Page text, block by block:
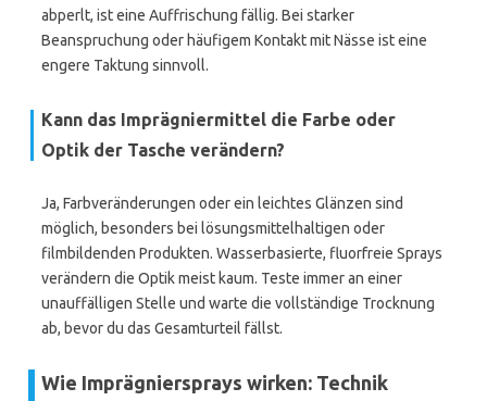
abperlt, ist eine Auffrischung fällig. Bei starker
Beanspruchung oder häufigem Kontakt mit Nässe ist eine
engere Taktung sinnvoll.
Kann das Imprägniermittel die Farbe oder
Optik der Tasche verändern?
Ja, Farbveränderungen oder ein leichtes Glänzen sind
möglich, besonders bei lösungsmittelhaltigen oder
filmbildenden Produkten. Wasserbasierte, fluorfreie Sprays
verändern die Optik meist kaum. Teste immer an einer
unauffälligen Stelle und warte die vollständige Trocknung
ab, bevor du das Gesamturteil fällst.
Wie Imprägniersprays wirken: Technik